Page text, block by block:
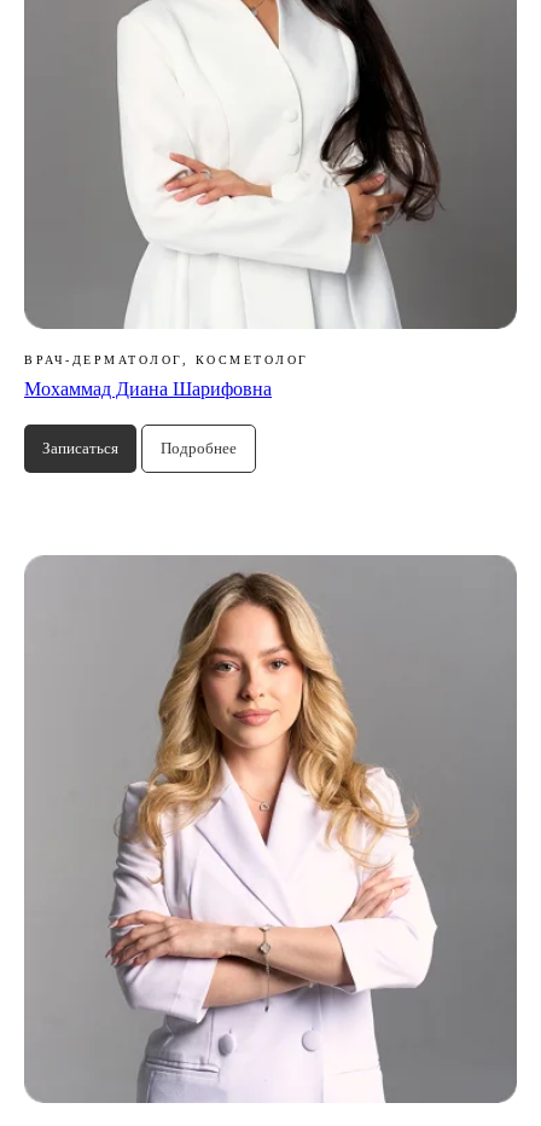
ВРАЧ-ДЕРМАТОЛОГ, КОСМЕТОЛОГ
Мохаммад Диана Шарифовна
Записаться Подробнее